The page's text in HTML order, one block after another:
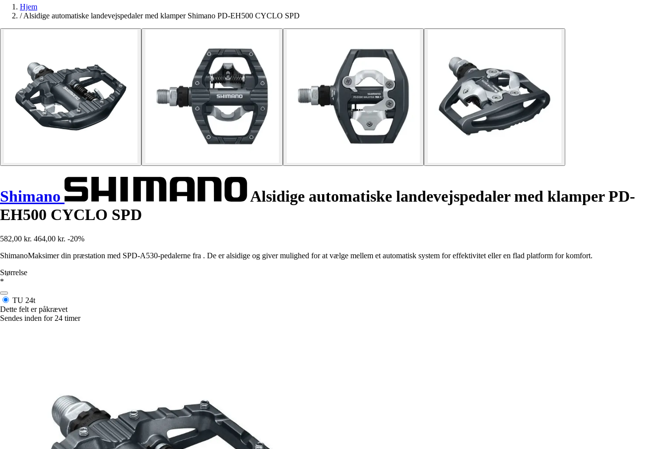
Hjem
/ Alsidige automatiske landevejspedaler med klamper Shimano PD-EH500 CYCLO SPD
Shimano
Alsidige automatiske landevejspedaler med klamper PD-
EH500 CYCLO SPD
582,00 kr. 464,00 kr. -20%
ShimanoMaksimer din præstation med SPD-A530-pedalerne fra . De er alsidige og giver mulighed for at vælge mellem et automatisk system for effektivitet eller en flad platform for komfort.
Størrelse
*
TU 24t
Dette felt er påkrævet
Sendes inden for 24 timer